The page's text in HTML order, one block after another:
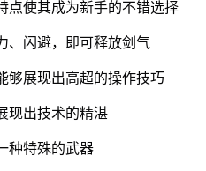
点使其成为新手的不错选择
、闪避，即可释放剑气
够展现出高超的操作技巧
现出技术的精湛
种特殊的武器